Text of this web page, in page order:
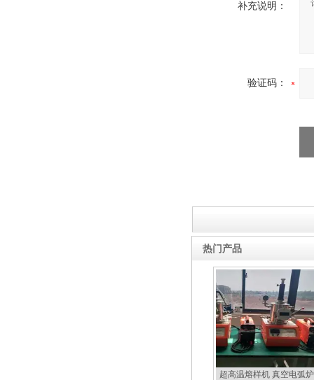
补充说明：
验证码：
热门产品
超高温熔样机 真空电弧